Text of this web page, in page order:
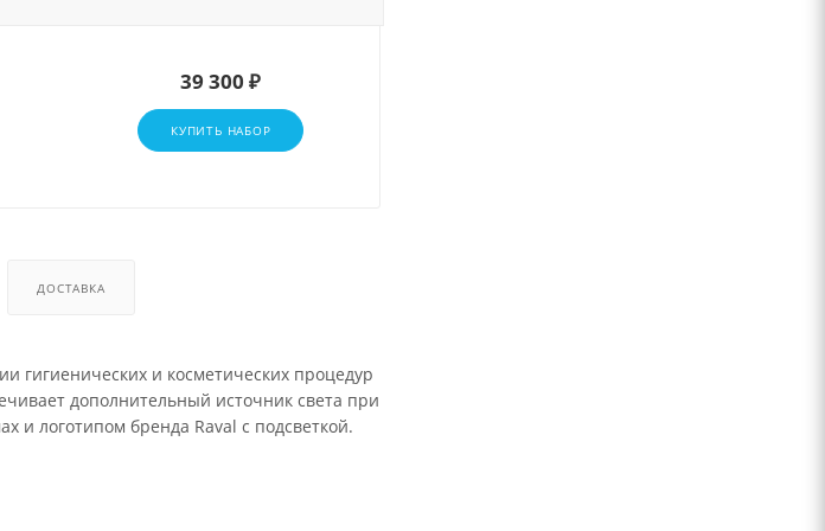
39 300 ₽
КУПИТЬ НАБОР
ДОСТАВКА
гигиенических и косметических процедур
дополнительный источник света при
и логотипом бренда Raval с подсветкой.